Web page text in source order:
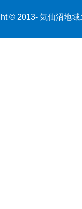
© 2013- 気仙沼地